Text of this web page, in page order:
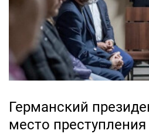
Германский
место